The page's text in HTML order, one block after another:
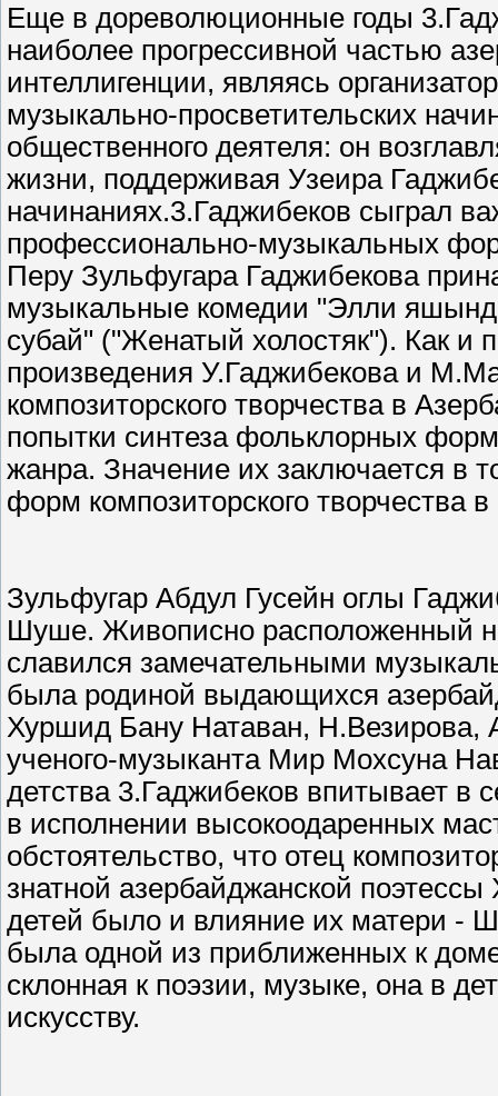
Еще в дореволюционные годы
наиболее прогрессивной частью
интеллигенции, являясь
музыкально-просветительских
общественного деятеля: он
жизни, поддерживая Узеира
начинаниях.3.Гаджибеков сыграл
профессионально-музыкальных
Перу Зульфугара Гаджибекова
музыкальные комедии "Элли
субай" ("Женатый холостяк"). Как и
произведения У.Гаджибекова и
композиторского творчества в
попытки синтеза фольклорных
жанра. Значение их заключается в
форм композиторского творчества
Зульфугар Абдул Гусейн оглы
Шуше. Живописно расположенный на
славился замечательными
была родиной выдающихся
Хуршид Бану Натаван, Н.Везирова,
ученого-музыканта Мир Мохсуна
детства 3.Гаджибеков впитывает в
в исполнении высокоодаренных
обстоятельство, что отец
знатной азербайджанской
детей было и влияние их матери -
была одной из приближенных к
склонная к поэзии, музыке, она в
искусству.